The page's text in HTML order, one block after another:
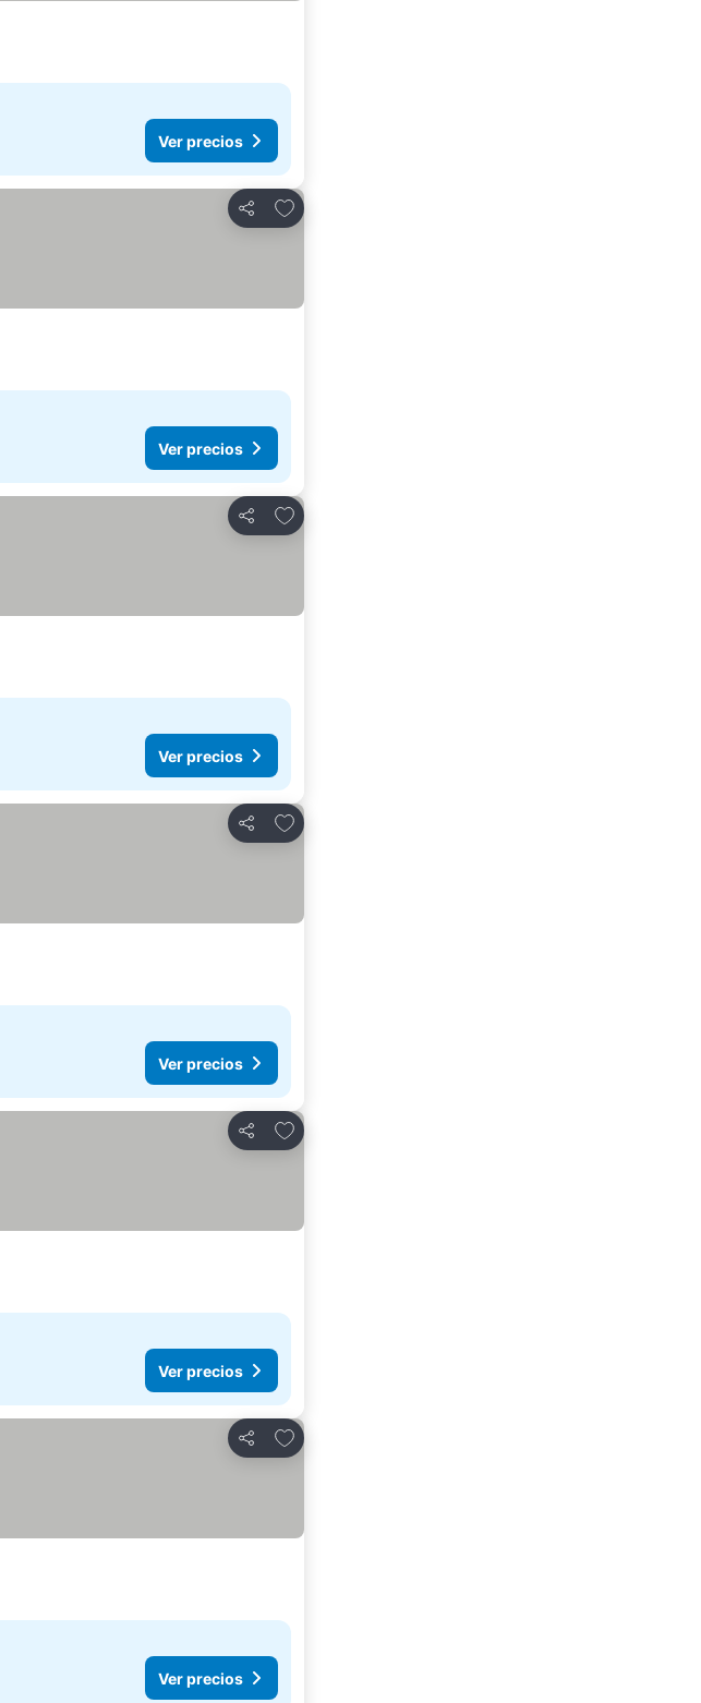
Ver precios
Compartir
Añadir a favoritos
Ver precios
Compartir
Añadir a favoritos
Ver precios
Compartir
Añadir a favoritos
Ver precios
Compartir
Añadir a favoritos
Ver precios
Compartir
Añadir a favoritos
Ver precios